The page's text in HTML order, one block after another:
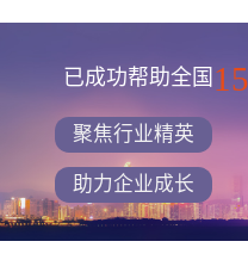
已成功帮助全国
聚焦行业精英
助力企业成长